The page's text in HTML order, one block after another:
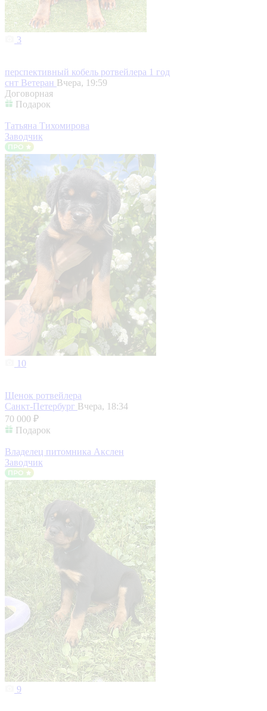
3
перспективный кобель ротвейлера 1 год
снт Ветеран Вчера, 19:59
Договорная
Подарок
Татьяна Тихомирова
Заводчик
10
Щенок ротвейлера
Санкт-Петербург Вчера, 18:34
70 000 ₽
Подарок
Владелец питомника Акслен
Заводчик
9